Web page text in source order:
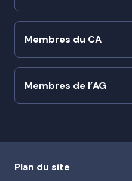
Membres du CA
Membres de l’AG
Plan du site